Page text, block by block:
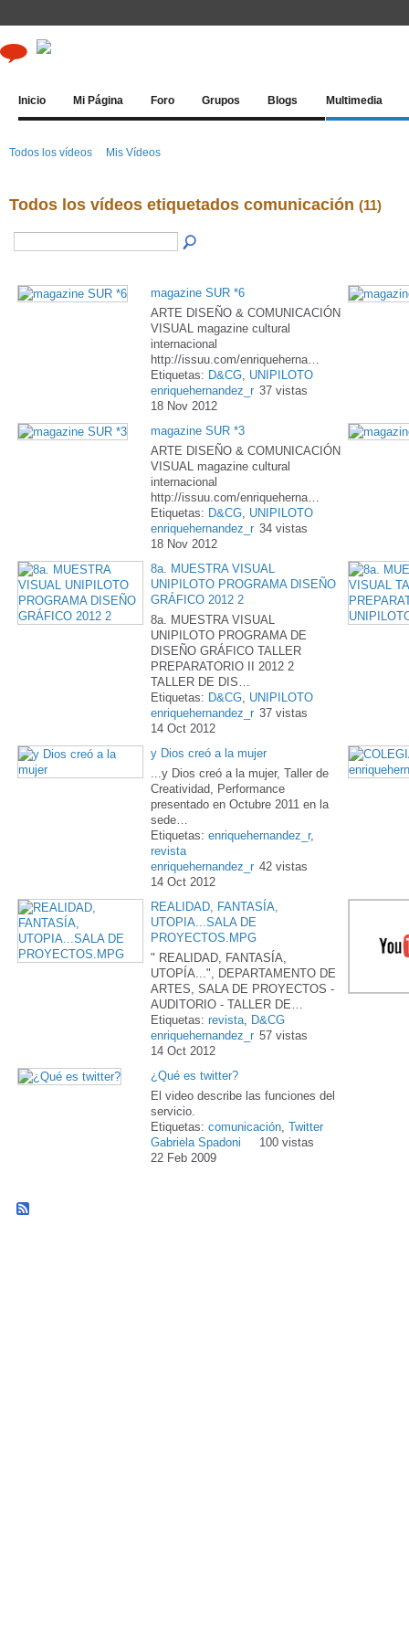
Inicio Mi Página Foro Grupos Blogs Multimedia
Todos los vídeos Mis Vídeos
Todos los vídeos etiquetados comunicación (11)
magazine SUR *6
ARTE DISEÑO & COMUNICACIÓN
VISUAL magazine cultural
internacional
http://issuu.com/enriqueherna…
Etiquetas: D&CG, UNIPILOTO
enriquehernandez_r
18 Nov 2012
37 vistas
magazine SUR *3
ARTE DISEÑO & COMUNICACIÓN
VISUAL magazine cultural
internacional
http://issuu.com/enriqueherna…
Etiquetas: D&CG, UNIPILOTO
enriquehernandez_r
18 Nov 2012
34 vistas
8a. MUESTRA VISUAL
UNIPILOTO PROGRAMA DISEÑO
GRÁFICO 2012 2
8a. MUESTRA VISUAL
UNIPILOTO PROGRAMA DE
DISEÑO GRÁFICO TALLER
PREPARATORIO II 2012 2
TALLER DE DIS…
Etiquetas: D&CG, UNIPILOTO
enriquehernandez_r
14 Oct 2012
37 vistas
y Dios creó a la mujer
...y Dios creó a la mujer, Taller de
Creatividad, Performance
presentado en Octubre 2011 en la
sede…
Etiquetas: enriquehernandez_r,
revista
enriquehernandez_r
14 Oct 2012
42 vistas
REALIDAD, FANTASÍA,
UTOPIA...SALA DE
PROYECTOS.MPG
" REALIDAD, FANTASÍA,
UTOPÍA...", DEPARTAMENTO DE
ARTES, SALA DE PROYECTOS -
AUDITORIO - TALLER DE…
Etiquetas: revista, D&CG
enriquehernandez_r
14 Oct 2012
57 vistas
¿Qué es twitter?
El video describe las funciones del
servicio.
Etiquetas: comunicación, Twitter
Gabriela Spadoni
22 Feb 2009
100 vistas